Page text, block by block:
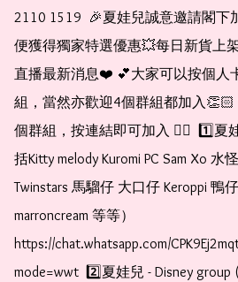
2110 1519  🎉夏娃兒誠意邀請閣下
便獲得獨家特選優惠💥每日新貨上
直播最新消息❤️ 💕大家可以按個人
組，當然亦歡迎4個群組都加入
個群組，按連結即可加入 👇🏻  1️⃣夏
括Kitty melody Kuromi PC Sam Xo 水
Twinstars 馬騮仔 大口仔 Keroppi 鴨
marroncream 等等）
https://chat.whatsapp.com/
mode=wwt  2️⃣夏娃兒 - Disney